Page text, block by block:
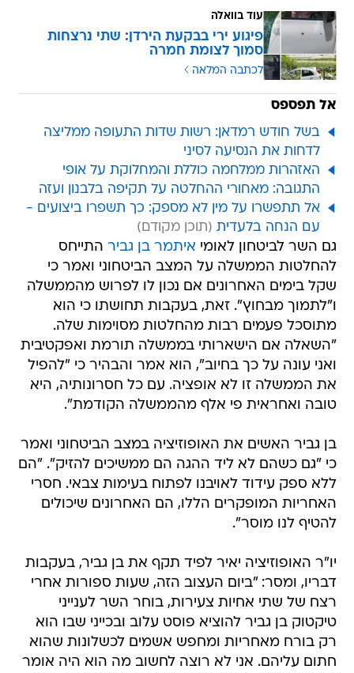
עוד בוואלה
פיגוע ירי בבקעת הירדן: שתי נרצחות
סמוך לצומת חמרה
לכתבה המלאה
אל תפספס
בשל חודש רמדאן: רשות שדות התעופה ממליצה
לדחות את הנסיעה לסיני
האזהרות ממלחמה כוללת והמחלוקת על אופי
התגובה: מאחורי ההחלטה על תקיפה בלבנון ועזה
אל תתפשרו על מין לא מספק: כך תשפרו ביצועים -
עם הנחה בלעדית
גם השר לביטחון לאומי איתמר בן גביר התייחס
להחלטות הממשלה על המצב הביטחוני ואמר כי
שקל בימים האחרונים אם נכון לו לפרוש מהממשלה
ו"לתמוך מבחוץ". זאת, בעקבות תחושתו כי הוא
מתוסכל פעמים רבות מהחלטות מסוימות שלה.
"השאלה אם הישארותי בממשלה תורמת ואפקטיבית
ואני עונה על כך בחיוב", הוא אמר והבהיר כי "להפיל
את הממשלה זו לא אופציה. עם כל חסרונותיה, היא
טובה ואחראית פי אלף מהממשלה הקודמת".
בן גביר האשים את האופוזיציה במצב הביטחוני ואמר
כי "גם כשהם לא ליד ההגה הם ממשיכים להזיק". "הם
ללא ספק עידוד לאויבנו לפתוח בעימות צבאי. חסרי
האחריות המופקרים הללו, הם האחרונים שיכולים
להטיף לנו מוסר".
יו"ר האופוזיציה יאיר לפיד תקף את בן גביר, בעקבות
דבריו, ומסר: "ביום העצוב הזה, שעות ספורות אחרי
רצח של שתי אחיות צעירות, בוחר השר לענייני
טיקטוק בן גביר להוציא פוסט עלוב ובכייני שבו הוא
רק בורח מאחריות ומחפש אשמים לכשלונות שהוא
חתום עליהם. אני לא רוצה לחשוב מה הוא היה אומר